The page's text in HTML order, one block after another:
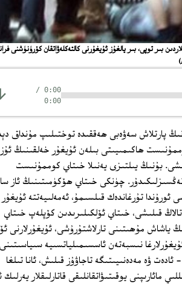
ﺑﯩﺮ ﺗﻮﭘﻰ، ﺑﯩﺮ ﻳﺎﻟﻐﯘﺯ ﺋﯘﻳﻐﯘﺭﻧﻰ ﻛﺎﻟﺘﻪﻛﻠﻪﯞﺍﺗﻘﺎﻥ ﻛﯚﺭﯛﻧﯜﺷﻨﻰ
0:00
/
0:00
پارتلاش سەۋەبى ھەققىدە توختىلىپ مۇنداق
كوممۇنىست ھاكىمىيىتى بىلەن ئۇيغۇر خەلقىنىڭ
بۇنىڭ يىلتىزى يەنىلا خىتاي كوممۇنىست
چۈنكى خىتاي ھۆكۈمىتىنىڭ ئاز
ئورۇندا تۇرغاندەك قىلسىمۇ، ئەمەلىيەتتە ئۇيغۇر
قىلىشى، خىتاي ئۆلكىلىرىدىن كۆپلەپ خىتاي
ياشاش مۇھىتىنى تارلاشتۇرۇشى، ئۇيغۇرلارنى
نىسبەتەن ئاسسىمىلياتسىيە سىياسىتىنى
ۋە مەدەنىيىتىگە تاجاۋۇز قىلىش، ئانا تىلغا
يوقىتىۋاتقانلىقى قاتارلىقلار يەرلىك